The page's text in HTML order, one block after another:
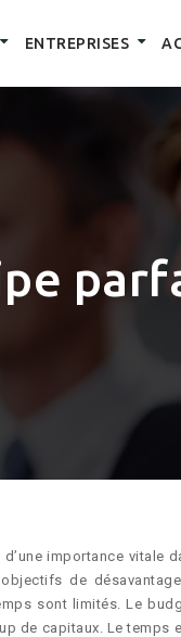
ENTREPRISES
importance vitale
de
sont limités. Le
de capitaux. Le temps